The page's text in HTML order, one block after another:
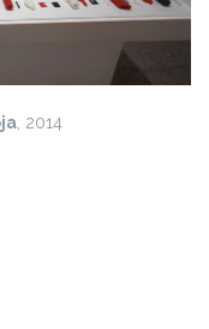
, 2014